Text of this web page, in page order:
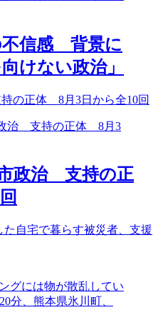
不信感 背景に
けない政治」
の正体 8月3日から全10回
政治 支持の正
た自宅で暮らす被災者、支援